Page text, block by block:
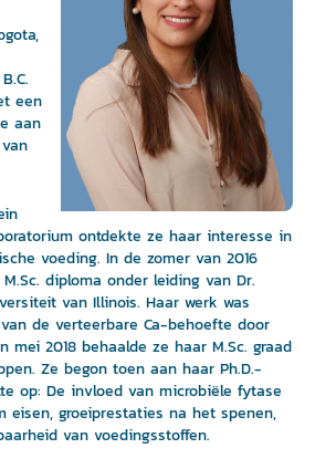
een
aan
ontdekte ze haar interesse in
voeding. In de zomer van 2016
diploma onder leiding van Dr.
van Illinois. Haar werk was
de verteerbare Ca-behoefte door
mei 2018 behaalde ze haar M.Sc. graad
Ze begon toen aan haar Ph.D.-
op: De invloed van microbiële fytase
eisen, groeiprestaties na het spenen,
van voedingsstoffen.